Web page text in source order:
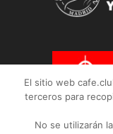
El sitio web
terceros para
No se utilizarán